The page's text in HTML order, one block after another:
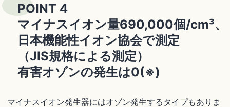
POINT 4
マイナスイオン量690,000個/cm³、
日本機能性イオン協会で測定
（JIS規格による測定）
有害オゾンの発生は0(※)
マイナスイオン発生器にはオゾン発生するタイプもありま